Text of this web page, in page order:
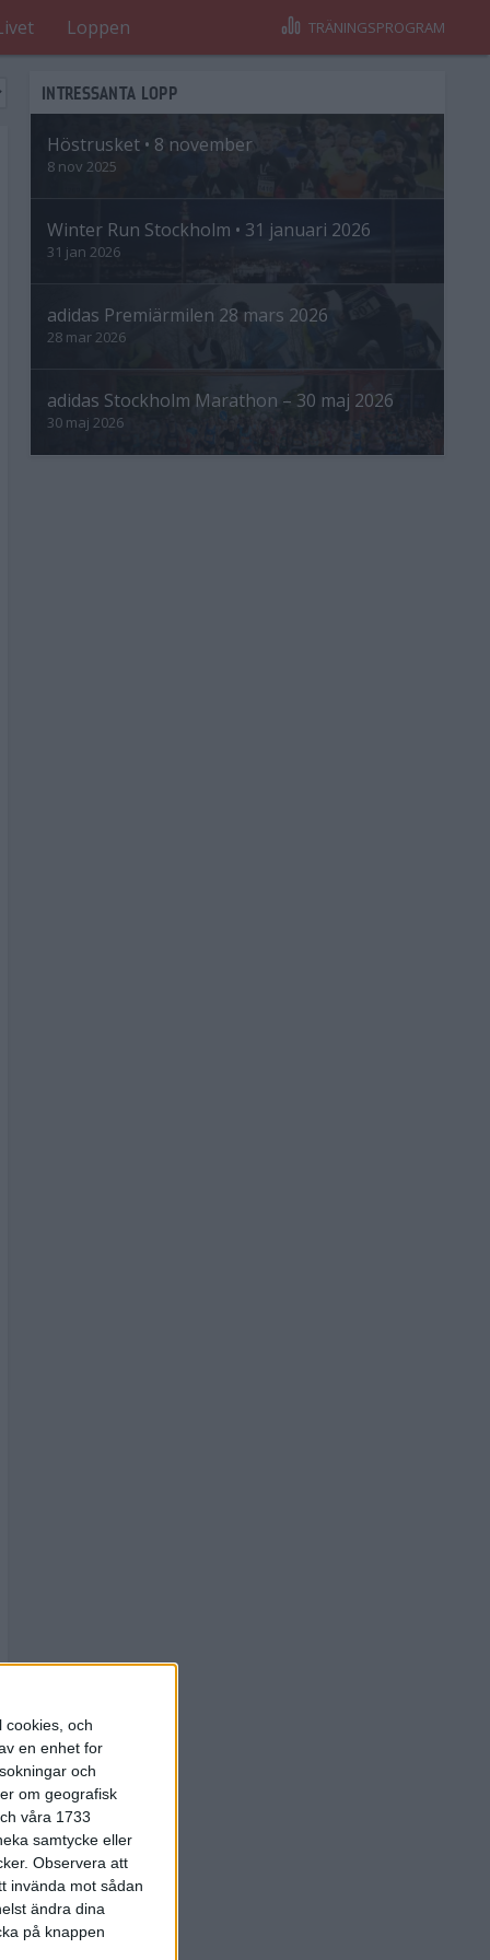
cookies, och
en enhet for
och
om geografisk
våra 1733
samtycke eller
Observera att
invända mot sådan
ändra dina
på knappen
Loppen TRÄNINGSPROGRAM
INTRESSANTA LOPP
Höstrusket • 8 november
8 nov 2025
Winter Run Stockholm • 31 januari 2026
31 jan 2026
adidas Premiärmilen 28 mars 2026
28 mar 2026
adidas Stockholm Marathon – 30 maj 2026
30 maj 2026